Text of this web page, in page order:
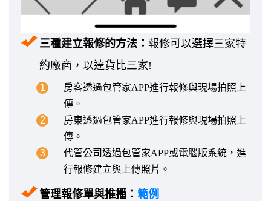
三種建立報修的方法： 報修可以選擇三家特
約廠商，以達貨比三家!
1
房客透過包管家APP進行報修與現場拍照上
傳。
2
房東透過包管家APP進行報修與現場拍照上
傳。
3
代管公司透過包管家APP或電腦版系統，進
行報修建立與上傳照片。
管理報修單與推播： 範例